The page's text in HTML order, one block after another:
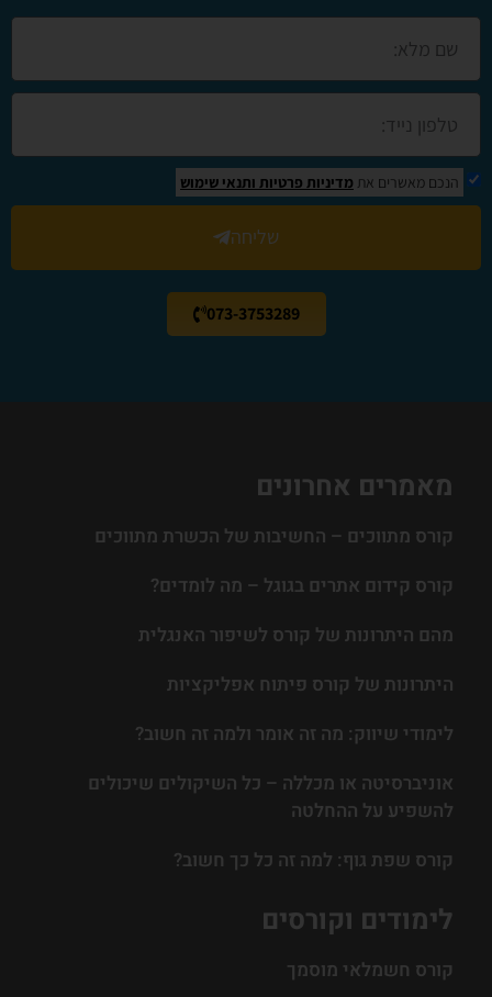
הנכם מאשרים את מדיניות פרטיות ותנאי שימוש
שליחה
073-3753289
לימודים וקורסים
קורס חשמלאי מוסמך
מאמרים אחרונים
קורס מתווכים – החשיבות של הכשרת מתווכים
קורס קידום אתרים בגוגל – מה לומדים?
מהם היתרונות של קורס לשיפור האנגלית
היתרונות של קורס פיתוח אפליקציות
לימודי שיווק: מה זה אומר ולמה זה חשוב?
אוניברסיטה או מכללה – כל השיקולים שיכולים
להשפיע על ההחלטה
קורס שפת גוף: למה זה כל כך חשוב?